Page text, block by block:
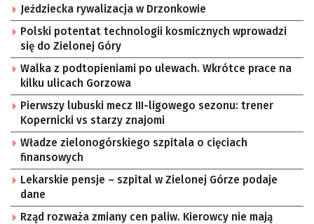
Jeździecka rywalizacja w Drzonkowie
Polski potentat technologii kosmicznych wprowadzi
się do Zielonej Góry
Walka z podtopieniami po ulewach. Wkrótce prace na
kilku ulicach Gorzowa
Pierwszy lubuski mecz III-ligowego sezonu: trener
Kopernicki vs starzy znajomi
Władze zielonogórskiego szpitala o cięciach
finansowych
Lekarskie pensje – szpital w Zielonej Górze podaje
dane
Rząd rozważa zmiany cen paliw. Kierowcy nie mają